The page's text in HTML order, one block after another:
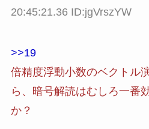
20:45:21.36 ID:jgVrszYW
>>19
倍精度浮動小数のベクトル
ら、暗号解読はむしろ一番
か？